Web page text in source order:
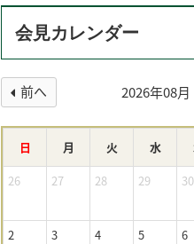
会見カレンダー
前へ 2026年08月
日 月 火 水
26
27 28 29 30
2 3 4 5 6